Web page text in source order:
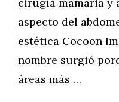
aspecto del
estética Cocoon
nombre surgió
áreas más …